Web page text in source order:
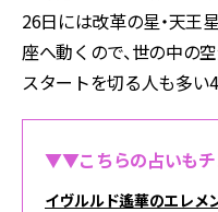
26日には改革の星・天王
座へ動くので、世の中の
スタートを切る人も多い
▼▼こちらの占いも
イヴルルド遙華のエレメ